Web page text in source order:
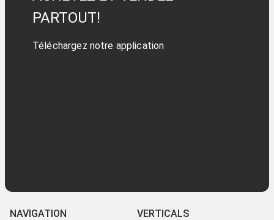
PARTOUT!
Téléchargez notre application
NAVIGATION
VERTICALS